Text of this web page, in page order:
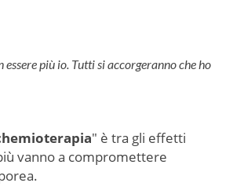
essere più io. Tutti si accorgeranno che ho
" è tra gli effetti
vanno a compromettere